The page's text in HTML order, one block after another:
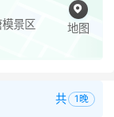
景区
地图
共 1 晚